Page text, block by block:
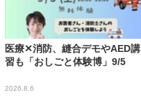
医療✕消防、縫合デモやAED講
習も「おしごと体験博」9/5
2026.8.6